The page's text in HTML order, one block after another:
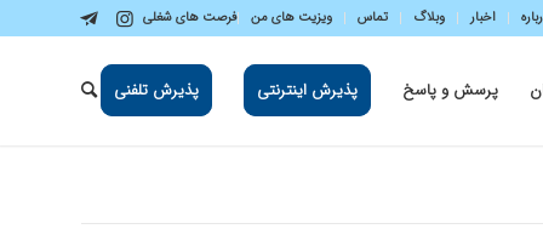
اخبار وبلاگ تماس ویزیت های من فرصت های شغلی
پرسش و پاسخ پذیرش اینترنتی پذیرش تلفنی